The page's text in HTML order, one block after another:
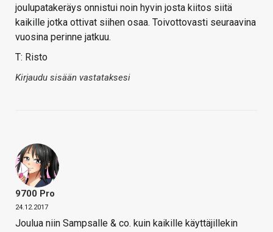
joulupatakeräys onnistui noin hyvin josta kiitos siitä
kaikille jotka ottivat siihen osaa. Toivottovasti seuraavina
vuosina perinne jatkuu.
T: Risto
Kirjaudu sisään vastataksesi
9700 Pro
24.12.2017
Joulua niin Sampsalle & co. kuin kaikille käyttäjillekin